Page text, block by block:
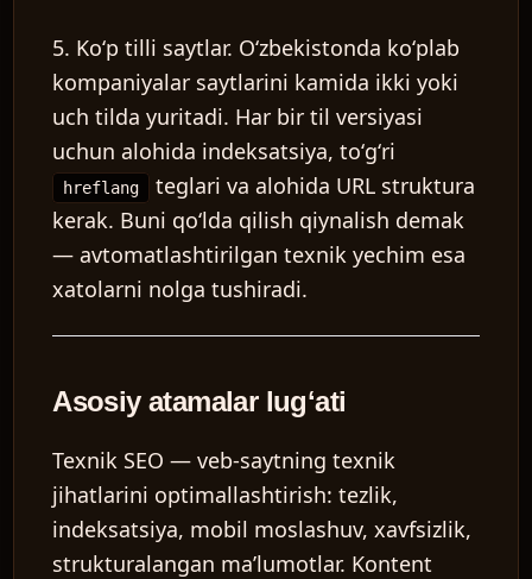
5. Koʻp tilli saytlar. Oʻzbekistonda koʻplab
kompaniyalar saytlarini kamida ikki yoki
uch tilda yuritadi. Har bir til versiyasi
uchun alohida indeksatsiya, toʻgʻri
hreflang
teglari va alohida URL struktura
kerak. Buni qoʻlda qilish qiynalish demak
— avtomatlashtirilgan texnik yechim esa
xatolarni nolga tushiradi.
Asosiy atamalar lugʻati
Texnik SEO — veb-saytning texnik
jihatlarini optimallashtirish: tezlik,
indeksatsiya, mobil moslashuv, xavfsizlik,
strukturalangan maʼlumotlar. Kontent